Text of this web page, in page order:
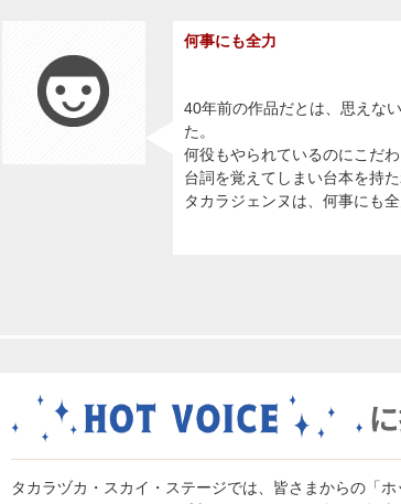
何事にも全力
40年前の作品だとは、思えな
た。
何役もやられているのにこだ
台詞を覚えてしまい台本を持た
タカラジェンヌは、何事にも
タカラヅカ・スカイ・ステージでは、皆さまからの「